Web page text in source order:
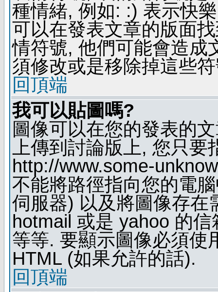
種情緒, 例如: :) 表示快
可以在發表文章的版面
情符號, 他們可能會造成
須修改或是移除掉這些
回頂端
我可以貼圖嗎?
圖像可以在您的發表的
上傳到討論版上, 您只
http://www.some-
不能將路徑指向您的電
伺服器) 以及將圖像存在
hotmail 或是 yahoo 的
等等. 要顯示圖像必須使
HTML (如果允許的話).
回頂端